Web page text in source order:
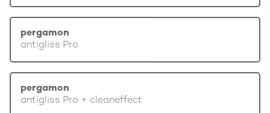
pergamon
antigliss Pro
pergamon
antigliss Pro + cleaneffect